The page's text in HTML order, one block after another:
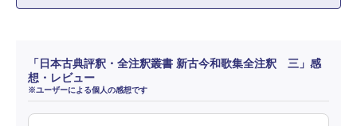
「日本古典評釈・全注釈叢書 新古今和歌集全注釈 三」感
想・レビュー
※ユーザーによる個人の感想です